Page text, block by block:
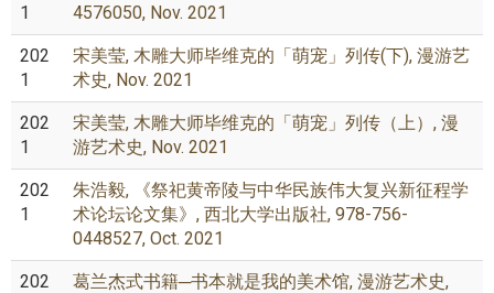
1
4576050, Nov. 2021
202
1
宋美莹, 木雕大师毕维克的「萌宠」列传(下), 漫游艺
术史, Nov. 2021
202
1
宋美莹, 木雕大师毕维克的「萌宠」列传（上）, 漫
游艺术史, Nov. 2021
202
1
朱浩毅, 《祭祀黄帝陵与中华民族伟大复兴新征程学
术论坛论文集》, 西北大学出版社, 978-756-
0448527, Oct. 2021
202
葛兰杰式书籍─书本就是我的美术馆, 漫游艺术史,